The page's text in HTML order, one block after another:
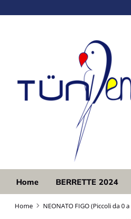
Home BERRETTE 2024
Home NEONATO FIGO (Piccoli da 0